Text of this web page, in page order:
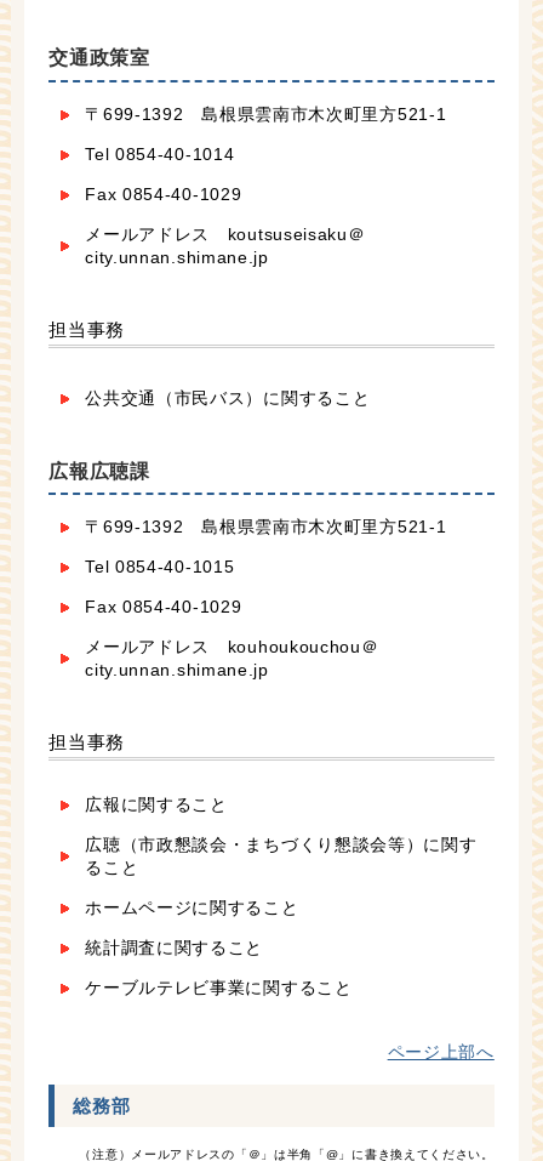
交通政策室
〒699-1392 島根県雲南市木次町里方521-1
Tel 0854-40-1014
Fax 0854-40-1029
メールアドレス koutsuseisaku＠
city.unnan.shimane.jp
担当事務
公共交通（市民バス）に関すること
広報広聴課
〒699-1392 島根県雲南市木次町里方521-1
Tel 0854-40-1015
Fax 0854-40-1029
メールアドレス kouhoukouchou＠
city.unnan.shimane.jp
担当事務
広報に関すること
広聴（市政懇談会・まちづくり懇談会等）に関す
ること
ホームページに関すること
統計調査に関すること
ケーブルテレビ事業に関すること
ページ上部へ
総務部
（注意）メールアドレスの「＠」は半角「@」に書き換えてください。